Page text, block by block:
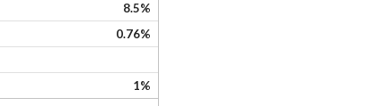
8.5%
0.76%
1%